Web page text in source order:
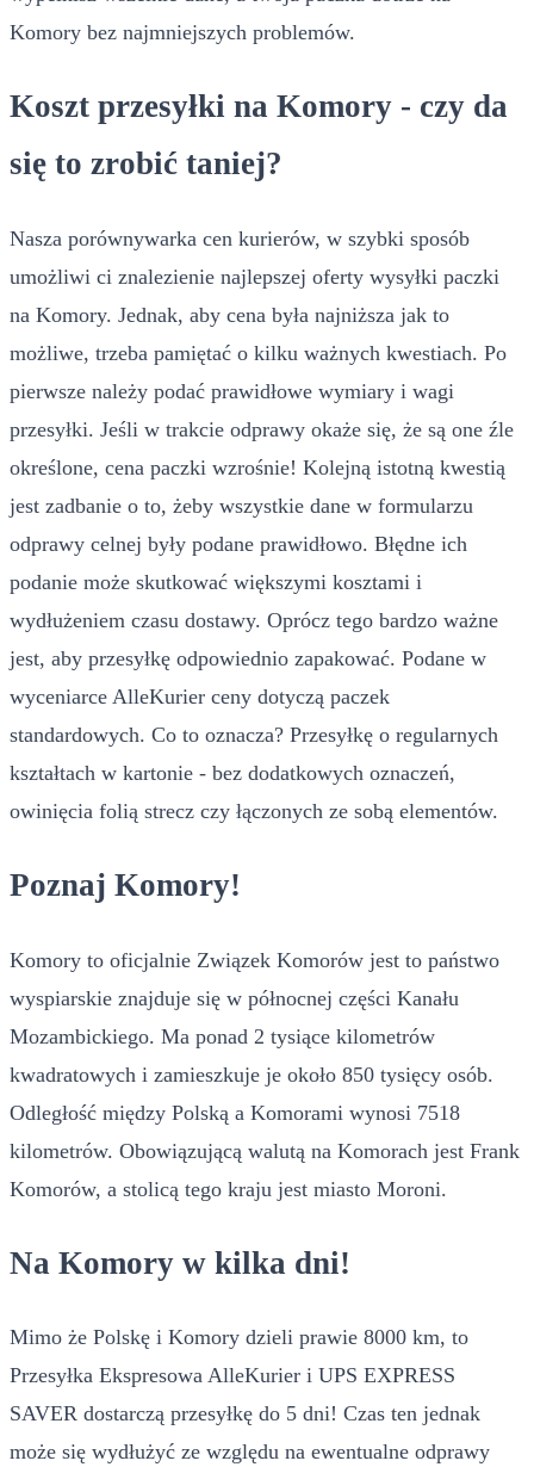
Komory bez najmniejszych problemów.
Koszt przesyłki na Komory - czy da
się to zrobić taniej?
Nasza porównywarka cen kurierów, w szybki sposób
umożliwi ci znalezienie najlepszej oferty wysyłki paczki
na Komory. Jednak, aby cena była najniższa jak to
możliwe, trzeba pamiętać o kilku ważnych kwestiach. Po
pierwsze należy podać prawidłowe wymiary i wagi
przesyłki. Jeśli w trakcie odprawy okaże się, że są one źle
określone, cena paczki wzrośnie! Kolejną istotną kwestią
jest zadbanie o to, żeby wszystkie dane w formularzu
odprawy celnej były podane prawidłowo. Błędne ich
podanie może skutkować większymi kosztami i
wydłużeniem czasu dostawy. Oprócz tego bardzo ważne
jest, aby przesyłkę odpowiednio zapakować. Podane w
wyceniarce AlleKurier ceny dotyczą paczek
standardowych. Co to oznacza? Przesyłkę o regularnych
kształtach w kartonie - bez dodatkowych oznaczeń,
owinięcia folią strecz czy łączonych ze sobą elementów.
Poznaj Komory!
Komory to oficjalnie Związek Komorów jest to państwo
wyspiarskie znajduje się w północnej części Kanału
Mozambickiego. Ma ponad 2 tysiące kilometrów
kwadratowych i zamieszkuje je około 850 tysięcy osób.
Odległość między Polską a Komorami wynosi 7518
kilometrów. Obowiązującą walutą na Komorach jest Frank
Komorów, a stolicą tego kraju jest miasto Moroni.
Na Komory w kilka dni!
Mimo że Polskę i Komory dzieli prawie 8000 km, to
Przesyłka Ekspresowa AlleKurier i UPS EXPRESS
SAVER dostarczą przesyłkę do 5 dni! Czas ten jednak
może się wydłużyć ze względu na ewentualne odprawy